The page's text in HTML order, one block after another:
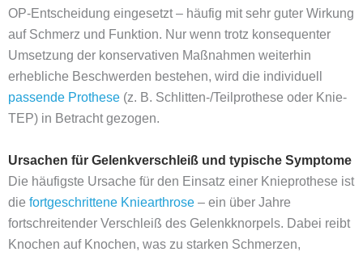
OP-Entscheidung eingesetzt – häufig mit sehr guter Wirkung
auf Schmerz und Funktion. Nur wenn trotz konsequenter
Umsetzung der konservativen Maßnahmen weiterhin
erhebliche Beschwerden bestehen, wird die individuell
passende Prothese (z. B. Schlitten-/Teilprothese oder Knie-
TEP) in Betracht gezogen.
Ursachen für Gelenkverschleiß und typische Symptome
Die häufigste Ursache für den Einsatz einer Knieprothese ist
die fortgeschrittene Kniearthrose – ein über Jahre
fortschreitender Verschleiß des Gelenkknorpels. Dabei reibt
Knochen auf Knochen, was zu starken Schmerzen,